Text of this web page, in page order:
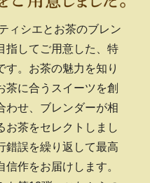
ィシエとお茶のブレン
指してご用意した、特
す。お茶の魅力を知り
茶に合うスイーツを創
わせ、ブレンダーが相
お茶をセレクトしまし
錯誤を繰り返して最高
作をお届けします。